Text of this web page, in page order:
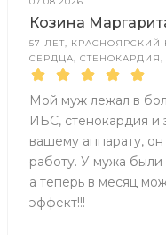
Козина
57 ЛЕТ,
СЕРДЦА, СТЕНОКАРДИЯ,
Мой муж лежал в
ИБС, стенокардия и
вашему аппарату,
работу. У мужа
а теперь в месяц
эффект!!!